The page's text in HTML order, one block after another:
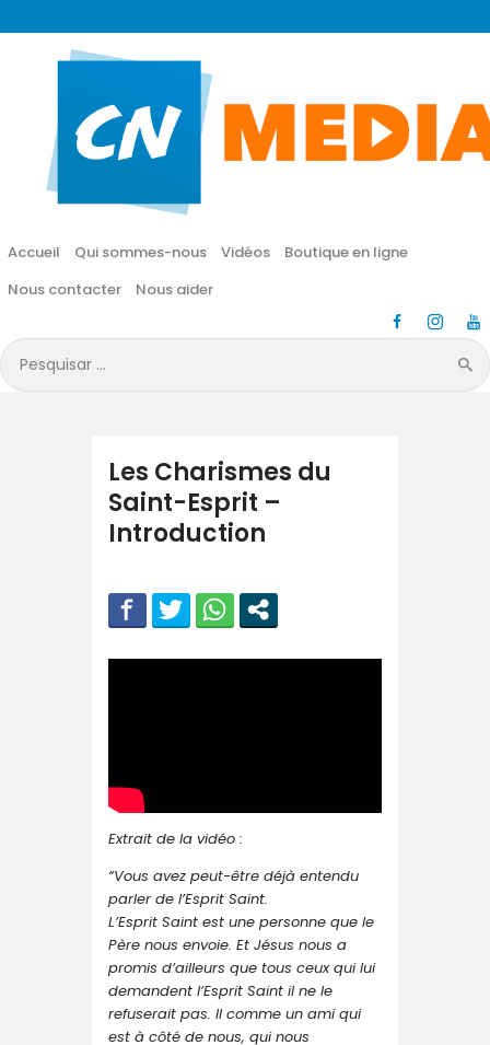
Accueil Qui sommes-nous Vidéos
Boutique en ligne
Nous contacter
Nous aider
Pesquisar
por:
CN MÉDIA
Une vie nouvelle en JESUS !
Accueil
Vidéos
Boutique en ligne
Nous aider
Les Charismes du
Saint-Esprit –
Introduction
Extrait de la vidéo :
“Vous avez peut-être déjà entendu
parler de l’Esprit Saint.
L’Esprit Saint est une personne que le
Père nous envoie. Et Jésus nous a
promis d’ailleurs que tous ceux qui lui
demandent l’Esprit Saint il ne le
refuserait pas. Il comme un ami qui
est à côté de nous, qui nous